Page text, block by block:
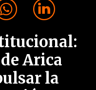
Arica
la